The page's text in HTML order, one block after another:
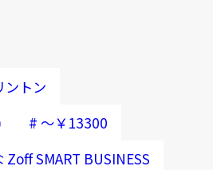
ントン
# ～￥13300
SMART BUSINESS